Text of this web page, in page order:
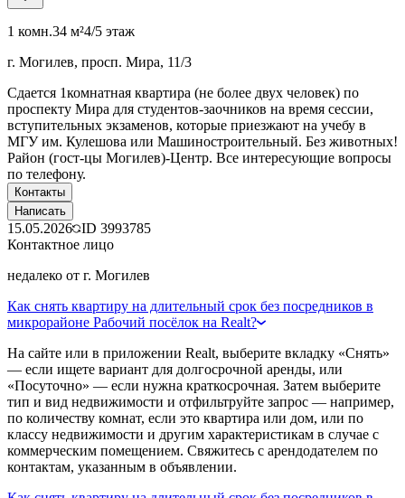
1 комн.34 м²4/5 этаж
г. Могилев, просп. Мира, 11/3
Сдается 1комнатная квартира (не более двух человек) по
проспекту Мира для студентов-заочников на время сессии,
вступительных экзаменов, которые приезжают на учебу в
МГУ им. Кулешова или Машиностроительный. Без животных!
Район (гост-цы Могилев)-Центр. Все интересующие вопросы
по телефону.
Контакты
Написать
15.05.2026 ID 3993785
Контактное лицо
недалеко от г. Могилев
Как снять квартиру на длительный срок без посредников в
микрорайоне Рабочий посёлок на Realt?
На сайте или в приложении Realt, выберите вкладку «Снять»
— если ищете вариант для долгосрочной аренды, или
«Посуточно» — если нужна краткосрочная. Затем выберите
тип и вид недвижимости и отфильтруйте запрос — например,
по количеству комнат, если это квартира или дом, или по
классу недвижимости и другим характеристикам в случае с
коммерческим помещением. Свяжитесь с арендодателем по
контактам, указанным в объявлении.